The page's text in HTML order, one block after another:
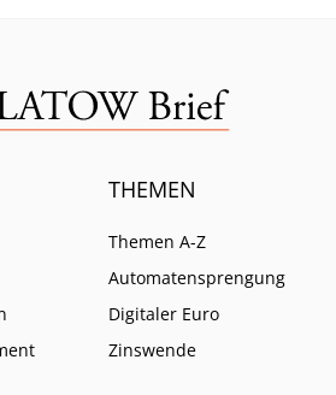
THEMEN
Themen A-Z
Automatensprengung
Digitaler Euro
Zinswende